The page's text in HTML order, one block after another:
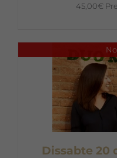
45,00€
Dissabte 20